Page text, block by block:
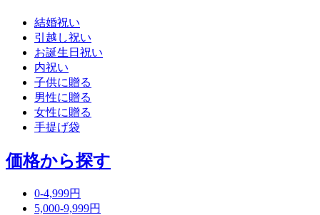
結婚祝い
引越し祝い
お誕生日祝い
内祝い
子供に贈る
男性に贈る
女性に贈る
手提げ袋
価格から探す
0-4,999円
5,000-9,999円